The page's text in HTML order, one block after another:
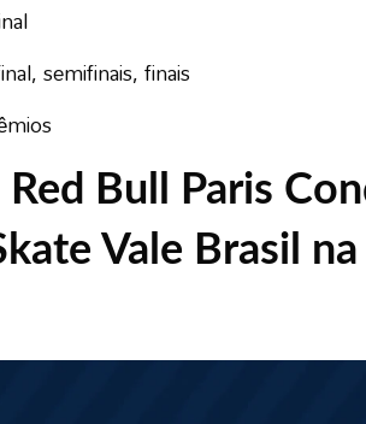
semifinais, finais
Bull Paris
Vale Brasil